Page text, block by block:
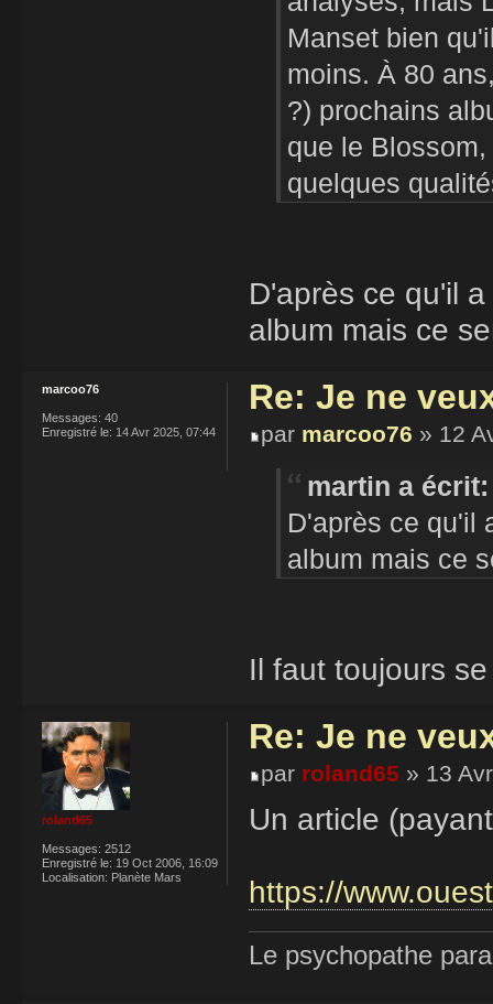
Manset bien
moins. À 80
?) prochains
que le
quelques
D'après ce qu'il
album mais ce
Re: Je ne
par marcoo76 » 12
martin a écrit:
D'après ce qu'il
album mais ce
Il faut toujours
marcoo76
Messages: 40
Enregistré le: 14 Avr 2025, 07:44
Re: Je ne
par roland65 » 13
Un article
https://
Le psychopathe
roland65
Messages: 2512
Enregistré le: 19 Oct 2006, 16:09
Localisation: Planète Mars